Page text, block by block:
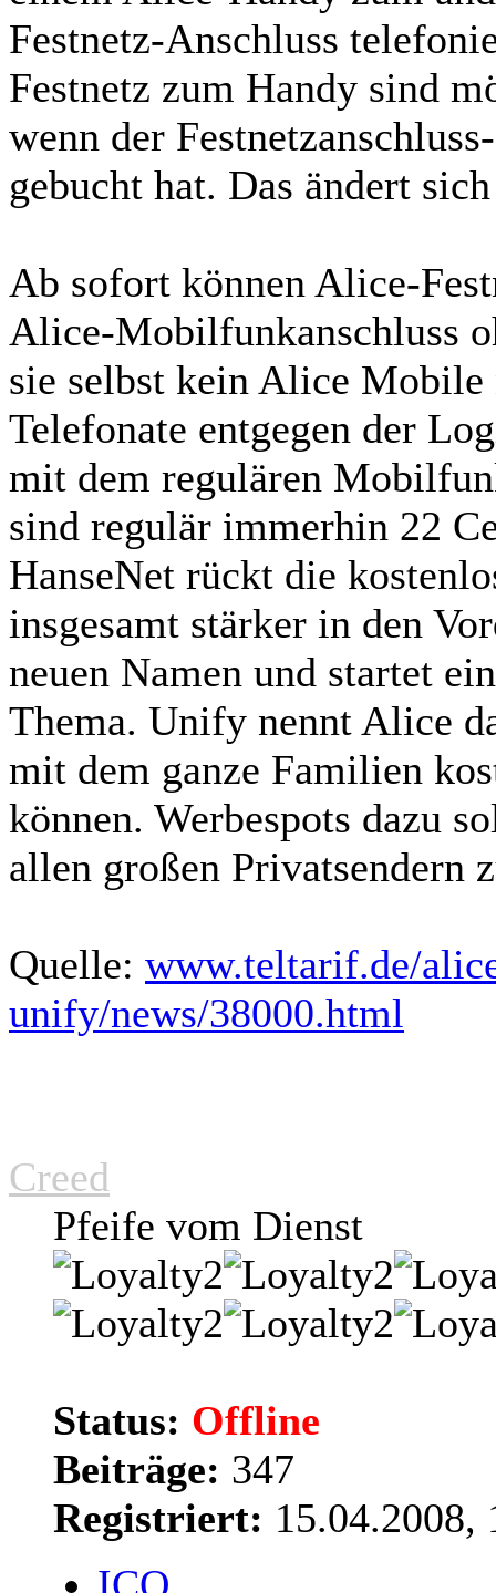
Festnetz-Anschluss
Festnetz zum Handy sind
wenn der
gebucht hat. Das ändert
Ab sofort können Alice-
Alice-Mobilfunkanschluss
sie selbst kein Alice Mobile
Telefonate entgegen der
mit dem regulären
sind regulär immerhin 22
HanseNet rückt die
insgesamt stärker in den
neuen Namen und startet
Thema. Unify nennt Alice
mit dem ganze Familien
können. Werbespots dazu
allen großen Privatsendern
Quelle: www.teltarif.de/
unify/news/38000.html
Creed
Pfeife vom Dienst
Status: Offline
Beiträge: 347
Registriert: 15.04.2008,